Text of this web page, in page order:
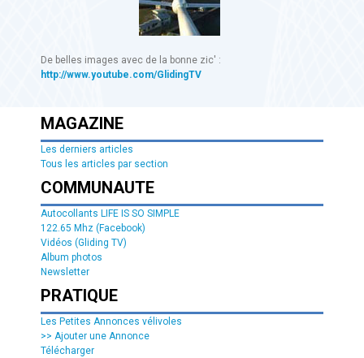
De belles images avec de la bonne zic' :
http://www.youtube.com/GlidingTV
MAGAZINE
Les derniers articles
Tous les articles par section
COMMUNAUTE
Autocollants LIFE IS SO SIMPLE
122.65 Mhz (Facebook)
Vidéos (Gliding TV)
Album photos
Newsletter
PRATIQUE
Les Petites Annonces vélivoles
>> Ajouter une Annonce
Télécharger